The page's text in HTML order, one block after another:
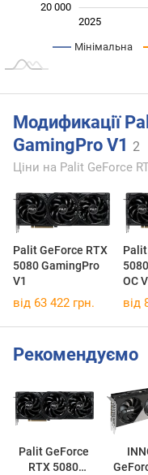
20 000
L
Січ. 2025
Лип.
2027
2025
Мінімальна
Модификації
GamingPro V1 2
Ціни на Palit GeForce
Palit GeForce RTX
5080 GamingPro
V1
Palit
OC
від 63 422 грн. від
Рекомендуємо
Palit GeForce
RTX 5080